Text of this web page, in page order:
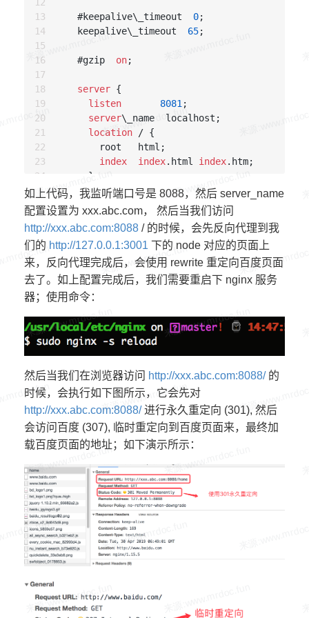
    #keepalive\_timeout
0;
    keepalive\_timeout
65;
    #gzip
on;
server {
listen
8081 ;
server\_name  localhost;
location / {
        root   html;
index
index.html index.htm;
      }
      error\_page
500 502 503 504
  /
50
location
50x.html {
        root   html;
      }
    }
server {
listen 8088;
server
        proxy\_pass http://
127.0 .0 .1 :3001 ;
rewrite ^/(.\*) http://www.baidu.com
      }
如上代码，我监听端口号是 8088，然后 server_name
配置设置为 xxx.abc.com， 然后当我们访问
http://xxx.abc.com:8088 / 的时候，会先反向代理到我
们的 http://127.0.0.1:3001 下的 node 对应的页面上
来，反向代理完成后，会使用 rewrite 重定向百度页面
去了。如上配置完成后，我们需要重启下 nginx 服务
器；使用命令：
然后当我们在浏览器访问 http://xxx.abc.com:8088/的
时候，会执行如下图所示，它会先对
http://xxx.abc.com:8088/进行永久重定向 (301), 然后
会访问百度 (307), 临时重定向到百度页面来，最终加
载百度页面的地址；如下演示所示：